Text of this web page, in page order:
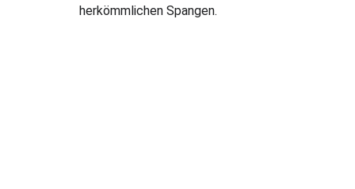
herkömmlichen Spangen.